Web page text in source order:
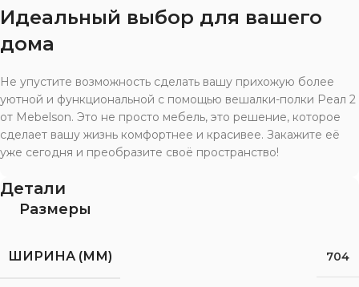
Идеальный выбор для вашего
дома
Не упустите возможность сделать вашу прихожую более
уютной и функциональной с помощью вешалки-полки Реал 2
от Mebelson. Это не просто мебель, это решение, которое
сделает вашу жизнь комфортнее и красивее. Закажите её
уже сегодня и преобразите своё пространство!
Детали
Размеры
ШИРИНА (ММ) 704